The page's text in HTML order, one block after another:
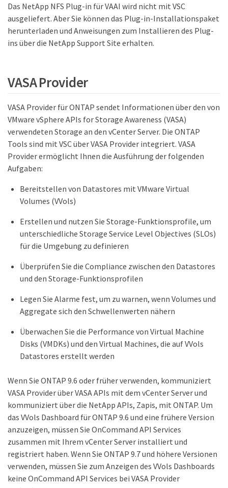
Das NetApp NFS Plug-in für VAAI wird nicht mit VSC
ausgeliefert. Aber Sie können das Plug-in-Installationspaket
herunterladen und Anweisungen zum Installieren des Plug-
ins über die NetApp Support Site erhalten.
VASA Provider
VASA Provider für ONTAP sendet Informationen über den von
VMware vSphere APIs for Storage Awareness (VASA)
verwendeten Storage an den vCenter Server. Die ONTAP
Tools sind mit VSC über VASA Provider integriert. VASA
Provider ermöglicht Ihnen die Ausführung der folgenden
Aufgaben:
Bereitstellen von Datastores mit VMware Virtual
Volumes (VVols)
Erstellen und nutzen Sie Storage-Funktionsprofile, um
unterschiedliche Storage Service Level Objectives (SLOs)
für die Umgebung zu definieren
Überprüfen Sie die Compliance zwischen den Datastores
und den Storage-Funktionsprofilen
Legen Sie Alarme fest, um zu warnen, wenn Volumes und
Aggregate sich den Schwellenwerten nähern
Überwachen Sie die Performance von Virtual Machine
Disks (VMDKs) und den Virtual Machines, die auf VVols
Datastores erstellt werden
Wenn Sie ONTAP 9.6 oder früher verwenden, kommuniziert
VASA Provider über VASA APIs mit dem vCenter Server und
kommuniziert über die NetApp APIs, Zapis, mit ONTAP. Um
das VVols Dashboard für ONTAP 9.6 und eine frühere Version
anzuzeigen, müssen Sie OnCommand API Services
zusammen mit Ihrem vCenter Server installiert und
registriert haben. Wenn Sie ONTAP 9.7 und höhere Versionen
verwenden, müssen Sie zum Anzeigen des VVols Dashboards
keine OnCommand API Services bei VASA Provider